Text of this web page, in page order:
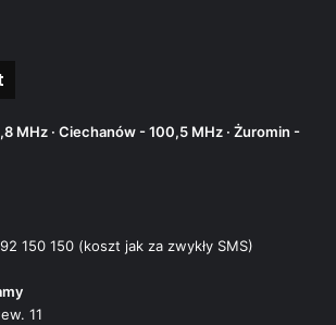
MHz · Ciechanów - 100,5 MHz · Żuromin -
150 150 (koszt jak za zwykły SMS)
11